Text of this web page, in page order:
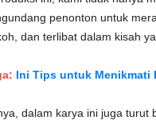
penonton untuk
dan terlibat dalam kisah
Ini Tips untuk Menikmati
dalam karya ini juga turut